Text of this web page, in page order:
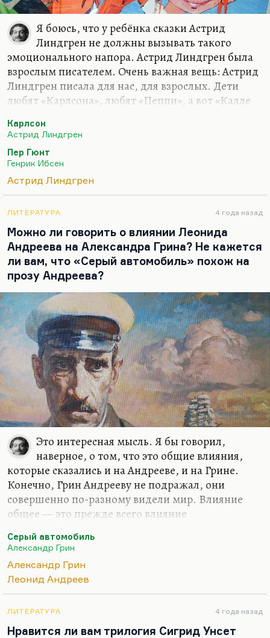
Я боюсь, что у ребёнка сказки Астрид
Линдгрен не должны вызывать такого
эмоционального напора. Астрид Линдгрен была
взрослым писателем. Очень важная вещь: Астрид
Линдгрен писала для нас, для взрослых. Дети
любят «Карлсона», любят «Пеппи», а вот «Калле
«Братья Львиное сердце»… Астрид Линдгрен —
продолжательница скандинавской религиозной
традиции, традиции довольно депрессивной
прозы. Это Сельма Лагерлёф… Отдельной темой
было бы проследить у неё ибсеновские корни,
взрослая сказка — это «Пер Гюнт».
Я не могу не плакать, перечитывая «Пера Гюнта»!
Когда я дохожу до финала, когда Сольвейг…
Карлсон
Астрид Линдгрен
Пер Гюнт
Генрик Ибсен
Астрид Линдгрен
ЛИТЕРАТУРА 4 года назад
Можно ли говорить о влиянии Леонида
Андреева на Александра Грина? Не кажется
ли вам, что «Серый автомобиль» похож на
прозу Андреева?
Это интересная мысль. Я бы говорил,
наверное, о том, что это общие влияния,
которые сказались и на Андрееве, и на Грине.
Конечно, Грин Андрееву не подражал, они
совершенно по-разному видели мир. Влияние
общее — это прежде всего влияние
Гамсуна и в огромной степени Стриндберга
(наверное, в наибольшей), отчасти Ибсена,
наверное. Это, конечно, влияние немцев, таких
как Гауптман. Что касается «Серого автомобиля»,
думаю, что здесь есть определённое влияние
скорее кинематографа, каких-то киноштампов.
Серый автомобиль
Александр Грин
Александр Грин
Леонид Андреев
ЛИТЕРАТУРА 4 года назад
Нравится ли вам трилогия Сигрид Унсет